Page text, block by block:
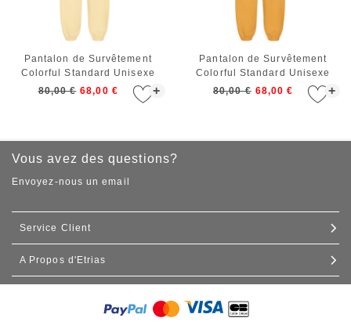
+
Pantalon de Survêtement
Colorful Standard Unisexe
Organic Relaxed Sweatpants
80,00 € 68,00 € +
Pantalon de Survêtement
Colorful Standard Unisexe
Organic Relaxed Sweatpants
80,00 € 68,00 €
Vous avez des questions?
Envoyez-nous un email
Service Client
Contact
A Propos d'Etrias